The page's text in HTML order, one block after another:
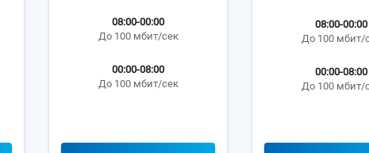
08:00-00:00
До 100 мбит/сек
00:00-08:00
До 100 мбит/сек
08:00-00:00
До 100 мбит/
00:00-08:00
До 100 мбит/